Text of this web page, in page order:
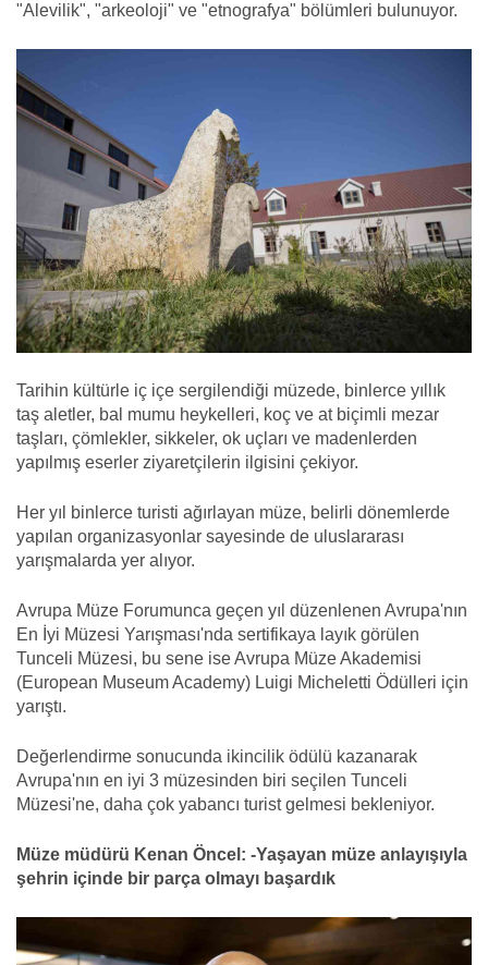
"Alevilik", "arkeoloji" ve "etnografya" bölümleri bulunuyor.
Tarihin kültürle iç içe sergilendiği müzede, binlerce yıllık
taş aletler, bal mumu heykelleri, koç ve at biçimli mezar
taşları, çömlekler, sikkeler, ok uçları ve madenlerden
yapılmış eserler ziyaretçilerin ilgisini çekiyor.
Her yıl binlerce turisti ağırlayan müze, belirli dönemlerde
yapılan organizasyonlar sayesinde de uluslararası
yarışmalarda yer alıyor.
Avrupa Müze Forumunca geçen yıl düzenlenen Avrupa'nın
En İyi Müzesi Yarışması'nda sertifikaya layık görülen
Tunceli Müzesi, bu sene ise Avrupa Müze Akademisi
(European Museum Academy) Luigi Micheletti Ödülleri için
yarıştı.
Değerlendirme sonucunda ikincilik ödülü kazanarak
Avrupa'nın en iyi 3 müzesinden biri seçilen Tunceli
Müzesi'ne, daha çok yabancı turist gelmesi bekleniyor.
Müze müdürü Kenan Öncel: -Yaşayan müze anlayışıyla
şehrin içinde bir parça olmayı başardık